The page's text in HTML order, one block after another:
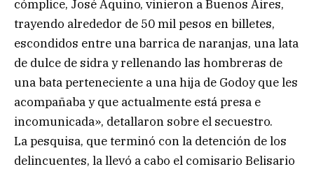
cómplice, José Aquino, vinieron a Buenos Aires,
trayendo alrededor de 50 mil pesos en billetes,
escondidos entre una barrica de naranjas, una lata
de dulce de sidra y rellenando las hombreras de
una bata perteneciente a una hija de Godoy que les
acompañaba y que actualmente está presa e
incomunicada», detallaron sobre el secuestro.
La pesquisa, que terminó con la detención de los
delincuentes, la llevó a cabo el comisario Belisario